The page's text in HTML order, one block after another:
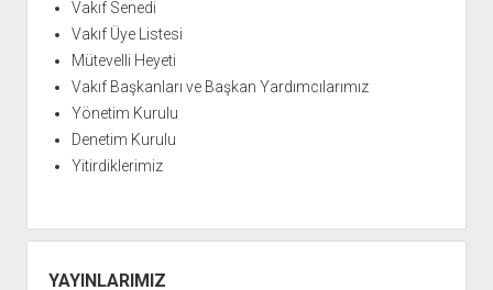
Vakıf Senedi
Vakıf Üye Listesi
Mütevelli Heyeti
Vakıf Başkanları ve Başkan Yardımcılarımız
Yönetim Kurulu
Denetim Kurulu
Yitirdiklerimiz
YAYINLARIMIZ